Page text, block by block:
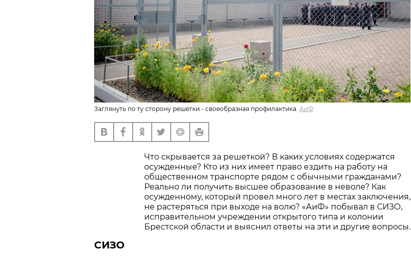
Заглянуть по ту сторону решетки - своеобразная профилактика. АиФ
Что скрывается за решеткой? В каких условиях содержатся
осужденные? Кто из них имеет право ездить на работу на
общественном транспорте рядом с обычными гражданами?
Реально ли получить высшее образование в неволе? Как
осужденному, который провел много лет в местах заключения,
не растеряться при выходе на волю? «АиФ» побывал в СИЗО,
исправительном учреждении открытого типа и колонии
Брестской области и выяснил ответы на эти и другие вопросы.
СИЗО